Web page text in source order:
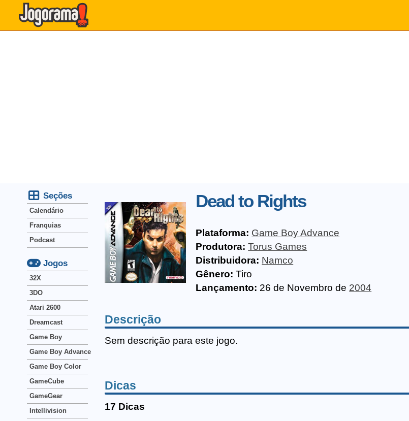
Dead to Rights
Plataforma: Game Boy Advance
Produtora: Torus Games
Distribuidora: Namco
Gênero: Tiro
Lançamento: 26 de Novembro de 2004
Descrição
Sem descrição para este jogo.
Dicas
17 Dicas
Seções
Calendário
Franquias
Podcast
Jogos
32X
3DO
Atari 2600
Dreamcast
Game Boy
Game Boy Advance
Game Boy Color
GameCube
GameGear
Intellivision